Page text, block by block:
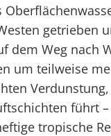
getrieben
dem Weg nach
um teilweise
führt
tropische